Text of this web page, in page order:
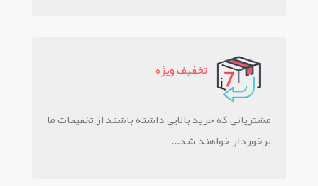
تخفيف ويژه
مشترياني که خريد بالايي داشته باشند از تخفيفات ما
برخوردار خواهند شد...